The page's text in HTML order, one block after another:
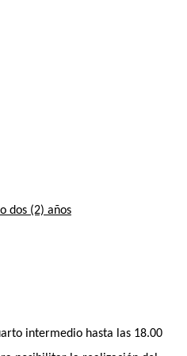
dos (2) años
intermedio hasta las 18.00